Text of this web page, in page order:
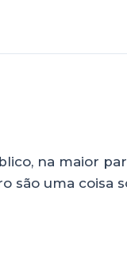
na maior
uma coisa